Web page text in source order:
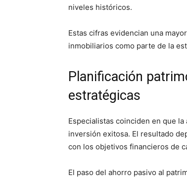
niveles históricos.
Estas cifras evidencian una
inmobiliarios como parte de la
Planificación
estratégicas
Especialistas coinciden en que
inversión exitosa. El resultado
con los objetivos financieros de
El paso del ahorro pasivo al